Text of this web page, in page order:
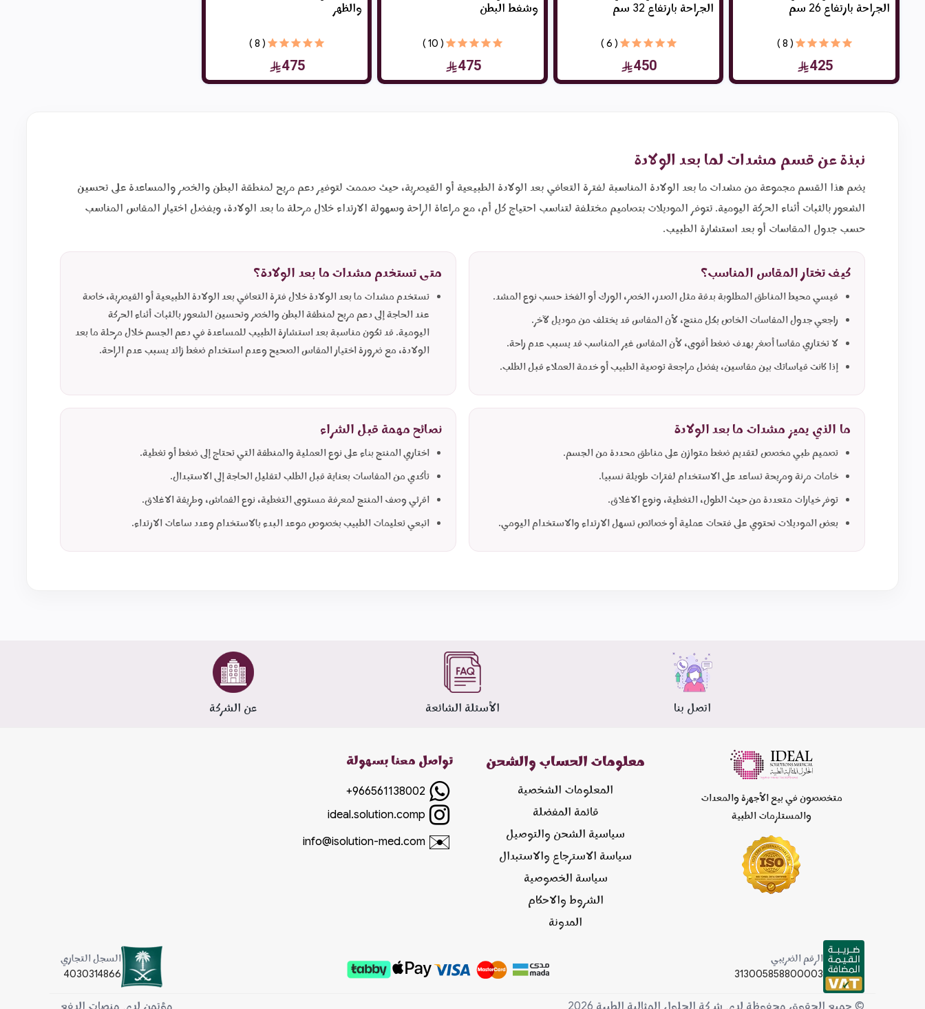
الجراحة بارتفاع 26 سم
( 8 )
425
الجراحة بارتفاع 32 سم
( 6 )
450
وشفط البطن
( 10 )
475
والظهر
( 8 )
475
نبذة عن قسم مشدات لما بعد الولادة
يضم هذا القسم مجموعة من مشدات ما بعد الولادة المناسبة لفترة التعافي بعد الولادة الطبيعية أو القيصرية، حيث صممت لتوفير دعم مريح لمنطقة البطن والخصر والمساعدة على تحسين
الشعور بالثبات أثناء الحركة اليومية. تتوفر الموديلات بتصاميم مختلفة لتناسب احتياج كل أم، مع مراعاة الراحة وسهولة الارتداء خلال مرحلة ما بعد الولادة، ويفضل اختيار المقاس المناسب
حسب جدول المقاسات أو بعد استشارة الطبيب.
كيف تختار المقاس المناسب؟
قيسي محيط المناطق المطلوبة بدقة مثل الصدر، الخصر، الورك أو الفخذ حسب نوع المشد.
راجعي جدول المقاسات الخاص بكل منتج، لأن المقاس قد يختلف من موديل لآخر.
لا تختاري مقاسا أصغر بهدف ضغط أقوى، لأن المقاس غير المناسب قد يسبب عدم راحة.
إذا كانت قياساتك بين مقاسين، يفضل مراجعة توصية الطبيب أو خدمة العملاء قبل الطلب.
متى تستخدم مشدات ما بعد الولادة؟
تستخدم مشدات ما بعد الولادة خلال فترة التعافي بعد الولادة الطبيعية أو القيصرية، خاصة
عند الحاجة إلى دعم مريح لمنطقة البطن والخصر وتحسين الشعور بالثبات أثناء الحركة
اليومية. قد تكون مناسبة بعد استشارة الطبيب للمساعدة في دعم الجسم خلال مرحلة ما بعد
الولادة، مع ضرورة اختيار المقاس الصحيح وعدم استخدام ضغط زائد يسبب عدم الراحة.
ما الذي يميز مشدات ما بعد الولادة
تصميم طبي مخصص لتقديم ضغط متوازن على مناطق محددة من الجسم.
خامات مرنة ومريحة تساعد على الاستخدام لفترات طويلة نسبيا.
توفر خيارات متعددة من حيث الطول، التغطية، ونوع الاغلاق.
بعض الموديلات تحتوي على فتحات عملية أو خصائص تسهل الارتداء والاستخدام اليومي.
نصائح مهمة قبل الشراء
اختاري المنتج بناء على نوع العملية والمنطقة التي تحتاج إلى ضغط أو تغطية.
تأكدي من المقاسات بعناية قبل الطلب لتقليل الحاجة إلى الاستبدال.
اقرئي وصف المنتج لمعرفة مستوى التغطية، نوع القماش، وطريقة الاغلاق.
اتبعي تعليمات الطبيب بخصوص موعد البدء بالاستخدام وعدد ساعات الارتداء.
اتصل بنا الأسئلة الشائعة عن الشركة
متخصصون في بيع الأجهزة والمعدات
والمستلزمات الطبية
معلومات الحساب والشحن
المعلومات الشخصية
قائمة المفضلة
سياسية الشحن والتوصيل
سياسة الاسترجاع والاستبدال
سياسة الخصوصية
الشروط والاحكام
المدونة
تواصل معنا بسهولة
+966561138002
ideal.solution.comp
✉️
info@isolution-med.com
الرقم الضريبي
313005858800003
السجل التجاري
4030314866
© جميع الحقوق محفوظة لدى شركة الحلول المثالية الطبية 2026 مؤتمن لدى منصات الدفع